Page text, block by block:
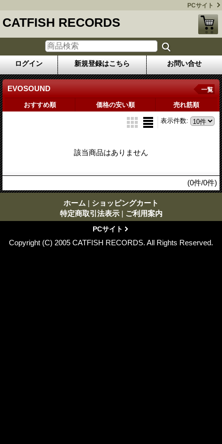
PCサイト
CATFISH RECORDS
ログイン 新規登録はこちら お問い合せ
EVOSOUND 一覧
おすすめ順 価格の安い順 売れ筋順
表示件数:
該当商品はありません
(0件/0件)
ホーム | ショッピングカート
特定商取引法表示 | ご利用案内
PCサイト
Copyright (C) 2005 CATFISH RECORDS. All Rights Reserved.